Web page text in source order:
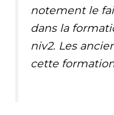
notement le
dans la
niv2. Les
cette